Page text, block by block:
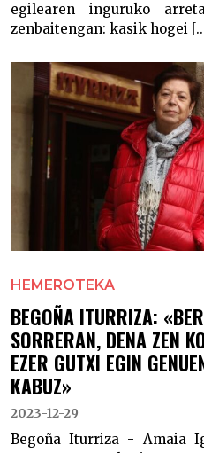
egilearen inguruko
zenbaitengan: kasik hogei
HEMEROTEKA
BEGOÑA ITURRIZA:
SORRERAN, DENA ZEN
EZER GUTXI EGIN
KABUZ»
2023-12-29
Begoña Iturriza - Amaia